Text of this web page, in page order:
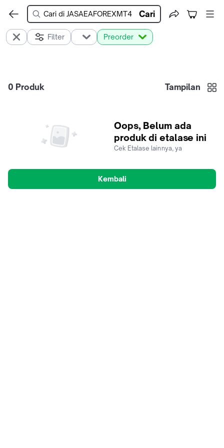
Cari
Filter Preorder
0 Produk Tampilan
Oops, Belum ada
produk di etalase ini
Cek Etalase lainnya, ya
Kembali